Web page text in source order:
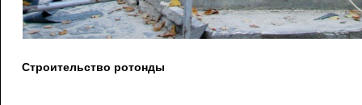
Строительство ротонды